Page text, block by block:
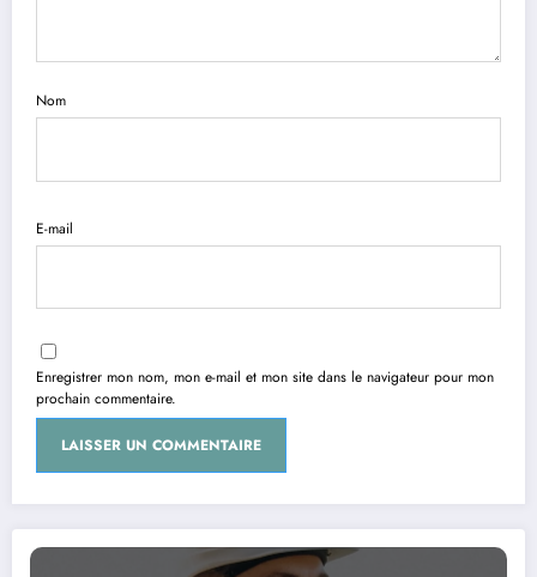
Nom
E-mail
Enregistrer mon nom, mon e-mail et mon site dans le navigateur pour mon
prochain commentaire.